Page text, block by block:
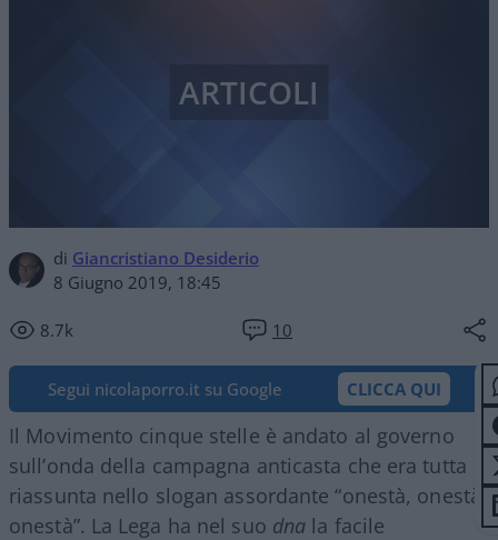
di Giancristiano Desiderio
8 Giugno 2019, 18:45
8.7k 10
ARTICOLI
Segui nicolaporro.it su Google CLICCA QUI
Il Movimento cinque stelle è andato al governo
sull’onda della campagna anticasta che era tutta
riassunta nello slogan assordante “onestà, onestà
onestà”. La Lega ha nel suo dna la facile